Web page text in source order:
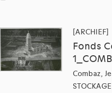
[ARCHIEF]
Fonds
Combaz,